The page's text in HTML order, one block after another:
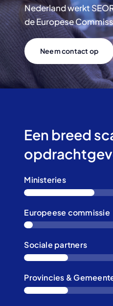
Nederland werkt
de Europese
Neem contact op
Een breed
Ministeries
Europeese commissie
Sociale partners
Provincies &